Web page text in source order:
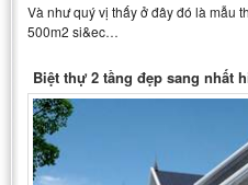
Và như quý vị thấy ở đây đó là mẫu
500m2 si&ec…
Biệt thự 2 tầng đẹp sang nhất